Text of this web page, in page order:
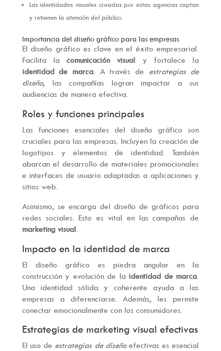
Las identidades visuales creadas por estas agencias captan
y retienen la atención del público.
Importancia del diseño gráfico para las empresas
El diseño gráfico es clave en el éxito empresarial.
Facilita lacomunicación visual y fortalece la
identidad de marca. A través de estrategias de
diseño, las compañías logran impactar a sus
audiencias de manera efectiva.
Roles y funciones principales
Las funciones esenciales del diseño gráfico son
cruciales para las empresas. Incluyen la creación de
logotipos y elementos de identidad. También
abarcan el desarrollo de materiales promocionales
e interfaces de usuario adaptadas a aplicaciones y
sitios web.
Asimismo, se encarga del diseño de gráficos para
redes sociales. Esto es vital en las campañas de
marketing visual.
Impacto en la identidad de marca
El diseño gráfico es piedra angular en la
construcción y evolución de la identidad de marca
Una identidad sólida y coherente ayuda a las
empresas a diferenciarse. Además, les permite
conectar emocionalmente con los consumidores.
Estrategias de marketing visual efectivas
El uso de estrategias de diseñoefectivas es esencial